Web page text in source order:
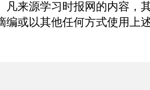
凡来源学习时报网的内容
编或以其他任何方式使用上